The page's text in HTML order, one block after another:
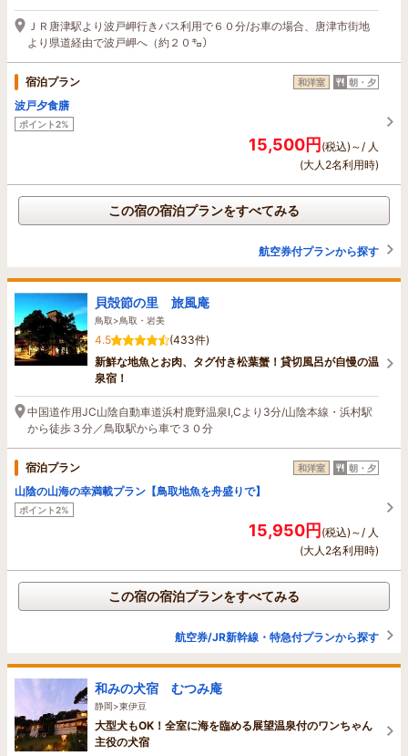
ＪＲ唐津駅より波戸岬行きバス利用で６０分/お車の場合、唐津市街地
より県道経由で波戸岬へ（約２０㌔）
宿泊プラン 和洋室 朝・夕
波戸夕食膳
ポイント2%
15,500円(税込)～/ 人
(大人2名利用時)
この宿の宿泊プランをすべてみる
航空券付プランから探す
貝殻節の里 旅風庵
鳥取>鳥取・岩美
4.5
(433件)
新鮮な地魚とお肉、タグ付き松葉蟹！貸切風呂が自慢の温
泉宿！
中国道作用JC山陰自動車道浜村鹿野温泉I,Cより3分/山陰本線・浜村駅
から徒歩３分／鳥取駅から車で３０分
宿泊プラン 和洋室 朝・夕
山陰の山海の幸満載プラン【鳥取地魚を舟盛りで】
ポイント2%
15,950円(税込)～/ 人
(大人2名利用時)
この宿の宿泊プランをすべてみる
航空券/JR新幹線・特急付プランから探す
和みの犬宿 むつみ庵
静岡>東伊豆
大型犬もOK！全室に海を臨める展望温泉付のワンちゃん
主役の犬宿